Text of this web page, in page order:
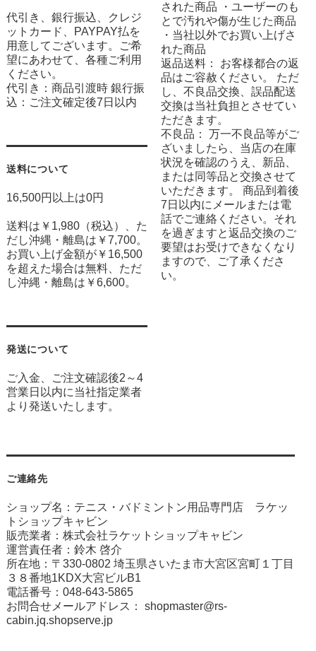
代引き、銀行振込、クレジ
ットカード、PAYPAY払を
用意してございます。ご希
望にあわせて、各種ご利用
ください。
代引き：商品引渡時 銀行振
込：ご注文確定後7日以内
送料について
16,500円以上は0円
送料は￥1,980（税込）、た
だし沖縄・離島は￥7,700。
お買い上げ金額が￥16,500
を超えた場合は無料、ただ
し沖縄・離島は￥6,600。
発送について
ご入金、ご注文確認後2～4
営業日以内に当社指定業者
より発送いたします。
された商品 ・ユーザーのも
とで汚れや傷が生じた商品
・当社以外でお買い上げさ
れた商品
返品送料： お客様都合の返
品はご容赦ください。 ただ
し、不良品交換、誤品配送
交換は当社負担とさせてい
ただきます。
不良品： 万一不良品等がご
ざいましたら、当店の在庫
状況を確認のうえ、新品、
または同等品と交換させて
いただきます。 商品到着後
7日以内にメールまたは電
話でご連絡ください。それ
を過ぎますと返品交換のご
要望はお受けできなくなり
ますので、ご了承くださ
い。
ご連絡先
ショップ名：テニス・バドミントン用品専門店 ラケッ
トショップキャビン
販売業者：株式会社ラケットショップキャビン
運営責任者：鈴木 啓介
所在地：〒330-0802 埼玉県さいたま市大宮区宮町１丁目
３８番地1KDX大宮ビルB1
電話番号：048-643-5865
お問合せメールアドレス： shopmaster@rs-
cabin.jq.shopserve.jp